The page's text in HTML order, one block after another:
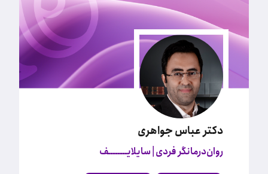
دکتر عباس جواهری
روان‌درمانگر فردی | سایلایــــــــف